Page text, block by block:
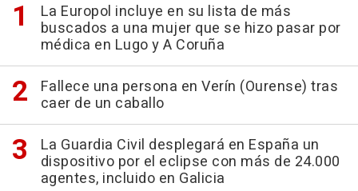
La Europol incluye en su lista de más
buscados a una mujer que se hizo pasar por
médica en Lugo y A Coruña
Fallece una persona en Verín (Ourense) tras
caer de un caballo
La Guardia Civil desplegará en España un
dispositivo por el eclipse con más de 24.000
agentes, incluido en Galicia